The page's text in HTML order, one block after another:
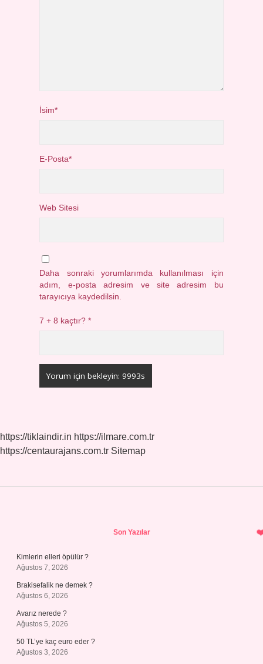
İsim*
E-Posta*
Web Sitesi
Daha sonraki yorumlarımda kullanılması için
adım, e-posta adresim ve site adresim bu
tarayıcıya kaydedilsin.
7 + 8 kaçtır?*
https://tiklaindir.in https://ilmare.com.tr
https://centaurajans.com.tr Sitemap
Son Yazılar
Kimlerin elleri öpülür ?
Ağustos 7, 2026
Brakisefalik ne demek ?
Ağustos 6, 2026
Avarız nerede ?
Ağustos 5, 2026
50 TL’ye kaç euro eder ?
Ağustos 3, 2026